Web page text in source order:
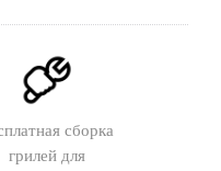
сборка
грилей для